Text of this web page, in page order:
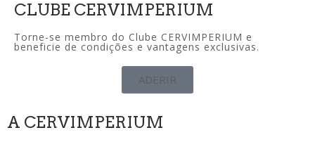
CLUBE CERVIMPERIUM
Torne-se membro do Clube CERVIMPERIUM e
beneficie de condições e vantagens exclusivas.
ADERIR
A CERVIMPERIUM